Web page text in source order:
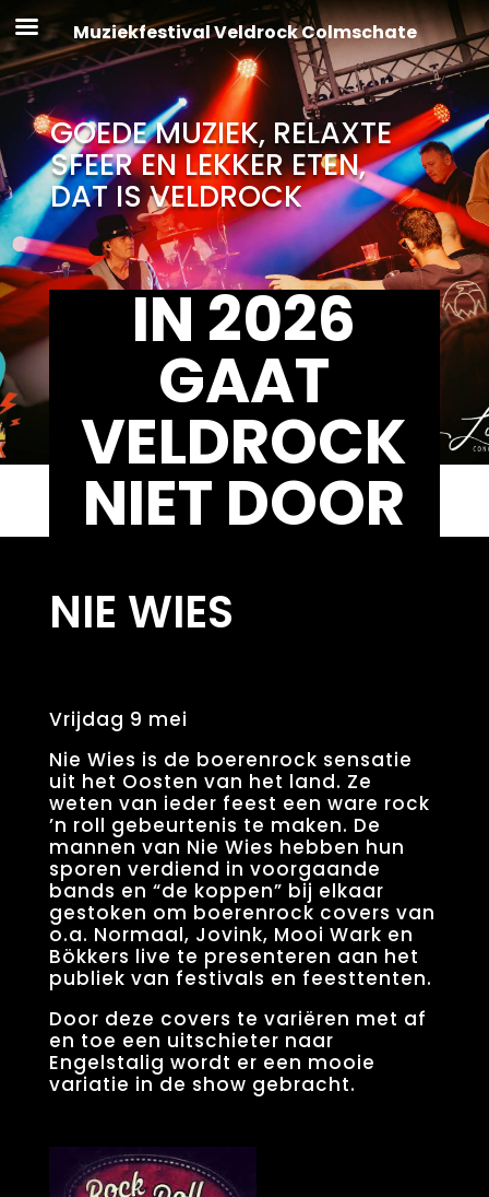
GOEDE MUZIEK, RELAXTE
SFEER EN LEKKER ETEN,
DAT IS VELDROCK
IN 2026
GAAT
VELDROCK
NIET DOOR
NIE WIES
Vrijdag 9 mei
Nie Wies is de boerenrock sensatie
uit het Oosten van het land. Ze
weten van ieder feest een ware rock
’n roll gebeurtenis te maken. De
mannen van Nie Wies hebben hun
sporen verdiend in voorgaande
bands en “de koppen” bij elkaar
gestoken om boerenrock covers van
o.a. Normaal, Jovink, Mooi Wark en
Bökkers live te presenteren aan het
publiek van festivals en feesttenten.
Door deze covers te variëren met af
en toe een uitschieter naar
Engelstalig wordt er een mooie
variatie in de show gebracht.
Muziekfestival Veldrock Colmschate